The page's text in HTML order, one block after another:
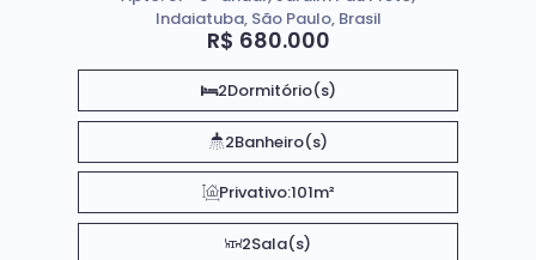
R$ 680.000
Indaiatuba, São Paulo, Brasil
2Dormitório(s)
2Banheiro(s)
Privativo:101m²
2Sala(s)